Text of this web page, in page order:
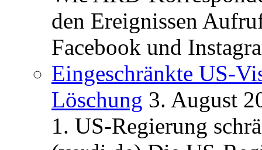
den Ereignissen
Facebook und
Eingeschränkte US-
Löschung 3. August
1. US-Regierung